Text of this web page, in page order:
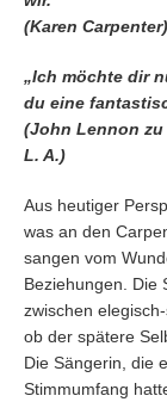
(Karen
„Ich möchte dir
du eine
(John Lennon zu
L. A.)
Aus heutiger
was an den
sangen vom
Beziehungen. Die
zwischen
ob der spätere
Die Sängerin, die
Stimmumfang